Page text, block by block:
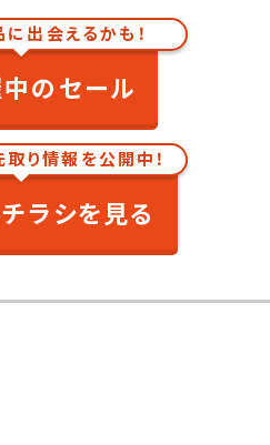
出会えるかも！
のセール
り情報を公開中！
ラシを見る